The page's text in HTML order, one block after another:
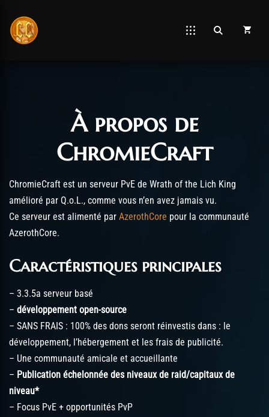
Post has published byChromie The Time Keeper
décembre 23, 2020
décembre 23, 2020À propos de
ChromieCraft
ChromieCraft est un serveur PvE de Wrath of the Lich King
amélioré par Q.o.L., comme vous n’en avez jamais vu.
Ce serveur est alimenté par AzerothCore pour la communauté
AzerothCore.
Caractéristiques principales
– 3.3.5a serveur basé
– développement open-source
– SANS FRAIS : 100% des dons seront réinvestis dans : le
développement, l’hébergement et les frais de publicité.
– Une communauté amicale et accueillante
– Publication échelonnée des niveaux de raid/capitaux de
niveau*
– Focus PvE + opportunités PvP